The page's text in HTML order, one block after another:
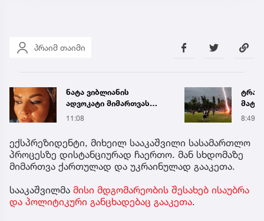
პრაიმ თაიმი
ნატა ვიბლიანის
ადვოკატი მიმართვას
ავრცელებს
11:08 8:49
ექსპრეზიდენტი, მიხეილ სააკაშვილი სასამართლო
პროცესზე დისტანციურად ჩაერთო. მან სხდომაზე
მიმართვა ქართულად და უკრაინულად გააკეთა.
სააკაშვილმა მისი მდგომარეობის შესახებ ისაუბრა
და პოლიტიკური განცხადებაც გააკეთა.